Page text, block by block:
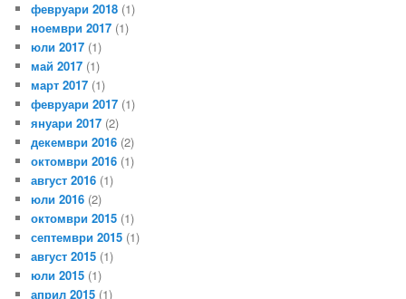
февруари 2018 (1)
ноември 2017 (1)
юли 2017 (1)
май 2017 (1)
март 2017 (1)
февруари 2017 (1)
януари 2017 (2)
декември 2016 (2)
октомври 2016 (1)
август 2016 (1)
юли 2016 (2)
октомври 2015 (1)
септември 2015 (1)
август 2015 (1)
юли 2015 (1)
април 2015 (1)